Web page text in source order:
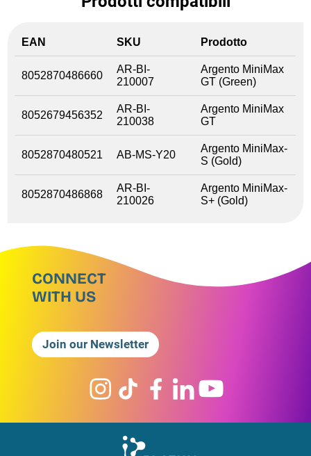
EAN SKU Prodotto
8052870486660
AR-BI-
210007
Argento MiniMax
GT (Green)
8052679456352
AR-BI-
210038
Argento MiniMax
GT
8052870480521 AB-MS-Y20
Argento MiniMax-
S (Gold)
8052870486868
AR-BI-
210026
Argento MiniMax-
S+ (Gold)
CONNECT
WITH US
Join our Newsletter